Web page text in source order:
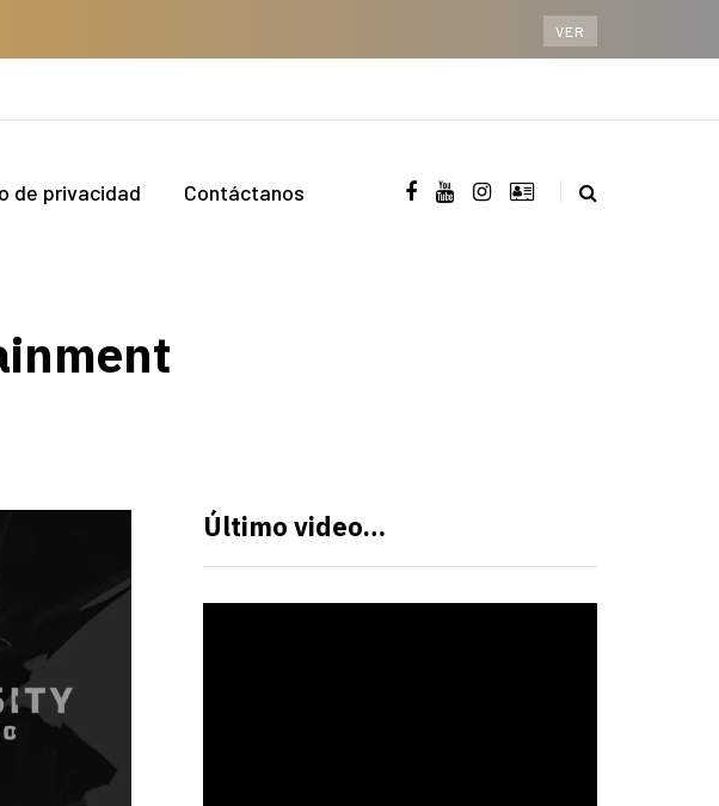
VER
de privacidad Contáctanos
Último video…